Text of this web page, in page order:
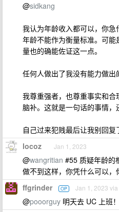
@sidkang
我认为年龄收入都可以，你
年龄不能作为衡量标准。可
量也的确能佐证这一点。
任何人做出了我没有能力做出
我尊重强者，也尊重事实和
脑补。这就是一句话的事情，
自己过来犯贱最后让我别回复
locoz Jan 1, 2023
@wangritian #55 质疑年龄的
做不到这样，你凭什么可以，
ffgrinder OP Jan 1, 2023
@pooorguy 明天去 UC 上班！